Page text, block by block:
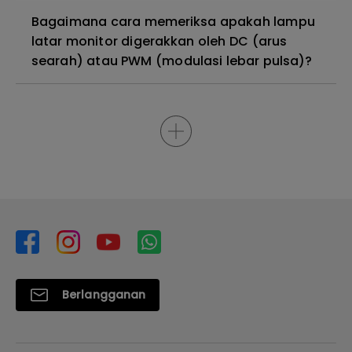
Bagaimana cara memeriksa apakah lampu
latar monitor digerakkan oleh DC (arus
searah) atau PWM (modulasi lebar pulsa)?
Berlangganan